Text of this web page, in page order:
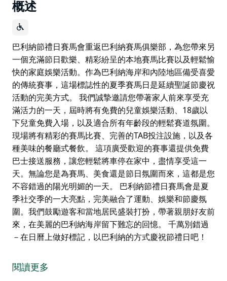
概述
巴利納節禮日賽馬會重返巴利納賽馬俱樂部，為您帶來另
一個充滿節日歡樂、精彩紛呈的本地賽馬比賽以及輕鬆愉
快的家庭娛樂活動。作為巴利納海岸和內陸地區備受喜愛
的傳統賽事，這場標誌性的夏季賽馬日是延續聖誕節慶祝
活動的完美方式。 我們誠摯邀請您帶著家人前來享受充
滿活力的一天，屆時將有免費的兒童娛樂活動、18歲以
下兒童免費入場，以及適合所有年齡段的輕鬆賽道氛圍。
現場將有精彩的賽馬比賽、完善的TAB投注設施，以及各
種美味的餐廳式餐飲。 這項廣受歡迎的賽事還提供免費
巴士接送服務，讓您輕鬆將車停在家中，盡情享受這一
天。無論您是為賽馬、美食還是節日氛圍而來，這都是您
不容錯過的陽光明媚的一天。 巴利納節禮日賽馬會是夏
季社交季的一大亮點，完美融合了運動、娛樂和節慶氛
圍。我們鼓勵遊客和當地居民盛裝打扮，帶著親朋好友前
來，在美麗的巴利納海岸留下難忘的回憶。 千萬別錯過
－在日曆上做好標記，以巴利納的方式慶祝節禮日吧！
一個充滿節日歡樂、精彩紛呈的本地賽馬比賽以及輕鬆愉
快的家庭娛樂活動。作為巴利納海岸和內陸地區備受喜愛
閱讀更多